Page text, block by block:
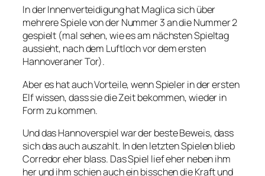
In der Innenverteidigung hat Maglica sich über
mehrere Spiele von der Nummer 3 an die Nummer 2
gespielt (mal sehen, wie es am nächsten Spieltag
aussieht, nach dem Luftloch vor dem ersten
Hannoveraner Tor).
Aber es hat auch Vorteile, wenn Spieler in der ersten
Elf wissen, dass sie die Zeit bekommen, wieder in
Form zu kommen.
Und das Hannoverspiel war der beste Beweis, dass
sich das auch auszahlt. In den letzten Spielen blieb
Corredor eher blass. Das Spiel lief eher neben ihm
her und ihm schien auch ein bisschen die Kraft und